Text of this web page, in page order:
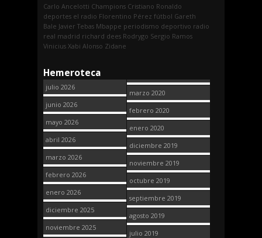
Carlo Ancelotti Champions Cristiano Ronaldo
deportes el radio Florentino Pérez fútbol Gareth
Bale Javier Tebas Mbappe periodismo deportivo radio
real madrid richard dees Rodrygo Sergio Ramos
Vinicius Xabi Alonso Zidane
Hemeroteca
julio 2026
junio 2026
mayo 2026
abril 2026
marzo 2026
febrero 2026
enero 2026
diciembre 2025
noviembre 2025
marzo 2020
febrero 2020
enero 2020
diciembre 2019
noviembre 2019
octubre 2019
septiembre 2019
agosto 2019
julio 2019